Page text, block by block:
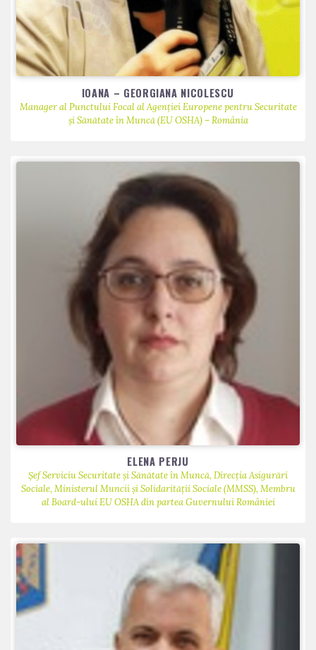
IOANA – GEORGIANA NICOLESCU
Manager al Punctului Focal al Agenției Europene pentru Securitate
și Sănătate în Muncă (EU OSHA) – România
ELENA PERJU
Șef Serviciu Securitate și Sănătate în Muncă, Direcția Asigurări
Sociale, Ministerul Muncii și Solidarității Sociale (MMSS), Membru
al Board-ului EU OSHA din partea Guvernului României